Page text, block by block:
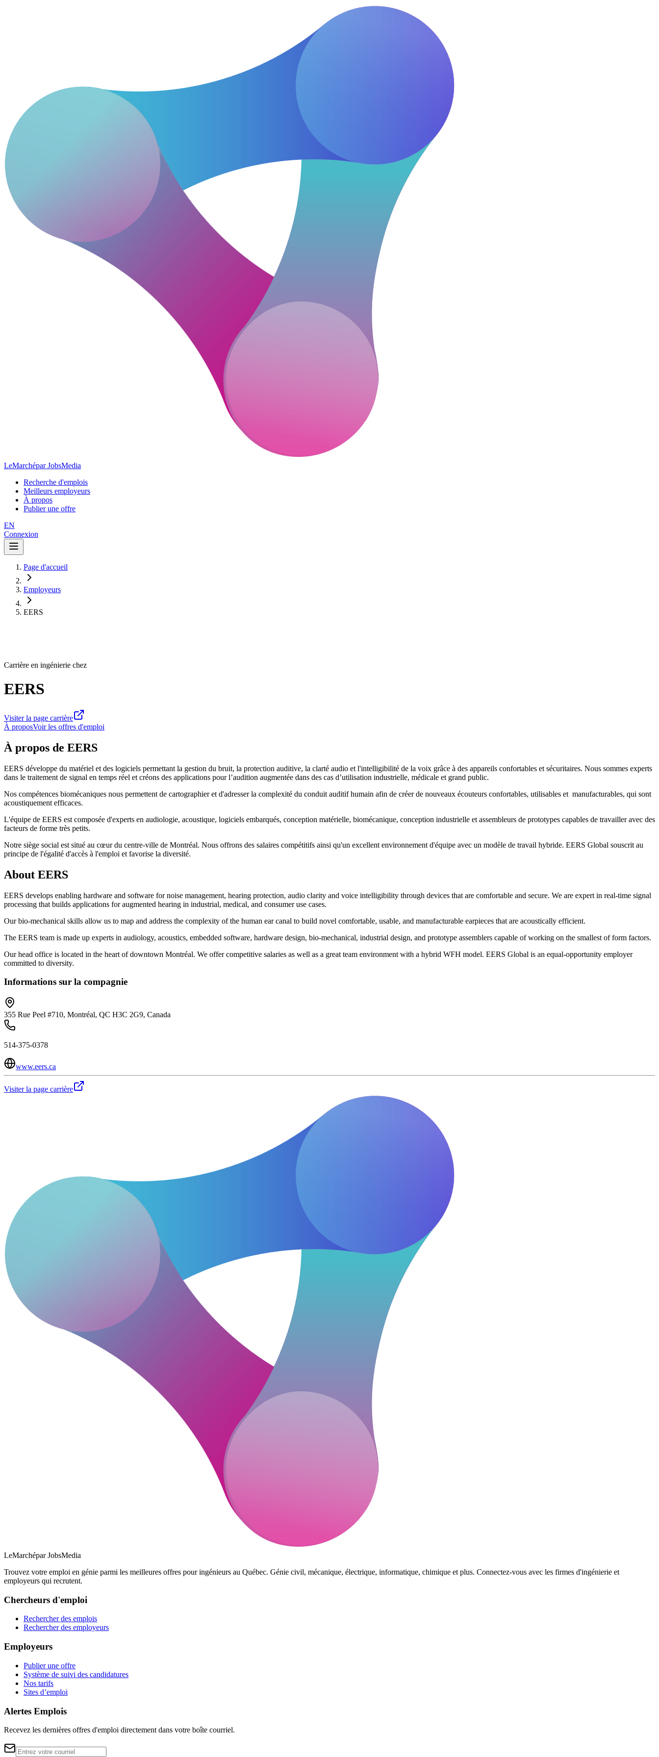
LeMarchépar JobsMedia
Recherche d'emplois
Meilleurs employeurs
À propos
Publier une offre
EN
Connexion
Page d'accueil
Employeurs
EERS
Carrière en ingénierie chez
EERS
Visiter la page carrière
À proposVoir les offres d'emploi
À propos de EERS
EERS développe du matériel et des logiciels permettant la gestion du bruit, la protection auditive, la clarté audio et l'intelligibilité de la voix grâce à des appareils confortables et sécuritaires. Nous sommes experts
dans le traitement de signal en temps réel et créons des applications pour l’audition augmentée dans des cas d’utilisation industrielle, médicale et grand public.
Nos compétences biomécaniques nous permettent de cartographier et d'adresser la complexité du conduit auditif humain afin de créer de nouveaux écouteurs confortables, utilisables et manufacturables, qui sont
acoustiquement efficaces.
L'équipe de EERS est composée d'experts en audiologie, acoustique, logiciels embarqués, conception matérielle, biomécanique, conception industrielle et assembleurs de prototypes capables de travailler avec des
facteurs de forme très petits.
Notre siège social est situé au cœur du centre-ville de Montréal. Nous offrons des salaires compétitifs ainsi qu'un excellent environnement d'équipe avec un modèle de travail hybride. EERS Global souscrit au
principe de l'égalité d'accès à l'emploi et favorise la diversité.
About EERS
EERS develops enabling hardware and software for noise management, hearing protection, audio clarity and voice intelligibility through devices that are comfortable and secure. We are expert in real-time signal
processing that builds applications for augmented hearing in industrial, medical, and consumer use cases.
Our bio-mechanical skills allow us to map and address the complexity of the human ear canal to build novel comfortable, usable, and manufacturable earpieces that are acoustically efficient.
The EERS team is made up experts in audiology, acoustics, embedded software, hardware design, bio-mechanical, industrial design, and prototype assemblers capable of working on the smallest of form factors.
Our head office is located in the heart of downtown Montréal. We offer competitive salaries as well as a great team environment with a hybrid WFH model. EERS Global is an equal-opportunity employer
committed to diversity.
Informations sur la compagnie
355 Rue Peel #710, Montréal, QC H3C 2G9, Canada
514-375-0378
www.eers.ca
Visiter la page carrière
LeMarchépar JobsMedia
Trouvez votre emploi en génie parmi les meilleures offres pour ingénieurs au Québec. Génie civil, mécanique, électrique, informatique, chimique et plus. Connectez-vous avec les firmes d'ingénierie et
employeurs qui recrutent.
Chercheurs d'emploi
Rechercher des emplois
Rechercher des employeurs
Employeurs
Publier une offre
Système de suivi des candidatures
Nos tarifs
Sites d’emploi
Alertes Emplois
Recevez les dernières offres d'emploi directement dans votre boîte courriel.